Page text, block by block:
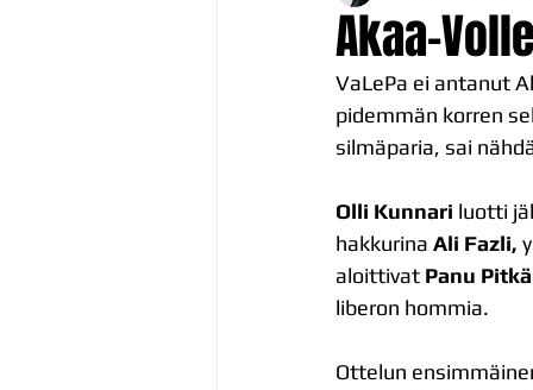
Akaa-
VaLePa ei antanut
pidemmän korren
silmäparia, sai
Olli Kunnari luotti
hakkurina Ali Fazli,
aloittivat Panu
liberon hommia.
Ottelun